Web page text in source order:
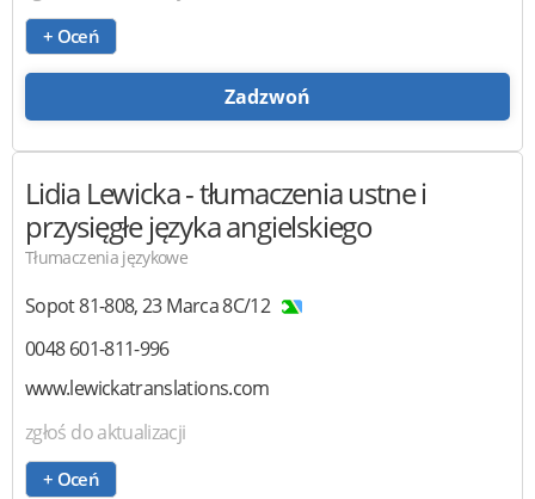
+ Oceń
Zadzwoń
Lidia Lewicka- tłumaczenia ustne i
przysięgłe języka angielskiego
Tłumaczenia językowe
Sopot81-808,23 Marca 8C/12
0048 601-811-996
www.lewickatranslations.com
zgłoś do aktualizacji
+ Oceń